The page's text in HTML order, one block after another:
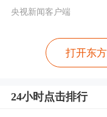
约占90%以上
示，近年来，
央视新闻客户端
打开东
24小时点击排行